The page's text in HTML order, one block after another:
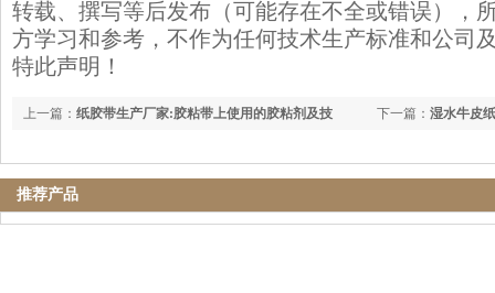
转载、撰写等后发布（可能存在不全或错误），
方学习和参考，不作为任何技术生产标准和公司
特此声明！
下一篇： 湿水牛皮
上一篇： 纸胶带生产厂家:胶粘带上使用的胶粘剂及技
推荐产品